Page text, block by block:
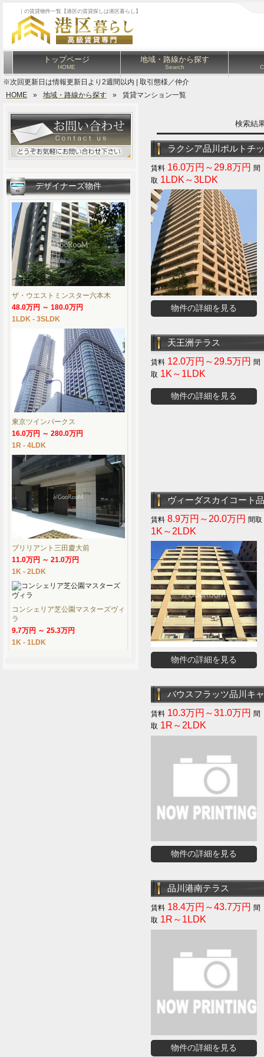
｜の賃貸物件一覧【港区の賃貸探しは港区暮らし】
トップページ
HOME
地域・路線から探す
Search
※次回更新日は情報更新日より2週間以内 | 取引態様／仲介
HOME
» 地域・路線から探す » 賃貸マンション一覧
検索
ラクシア品川ポルトチ
16.0万円～29.8万円
1LDK～3LDK
物件の詳細を見る
天王洲テラス
12.0万円～29.5万円
1K～1LDK
物件の詳細を見る
ヴィーダスカイコート
8.9万円～20.0万円
1K～2LDK
物件の詳細を見る
バウスフラッツ品川キ
10.3万円～31.0万円
1R～2LDK
物件の詳細を見る
品川港南テラス
18.4万円～43.7万円
1R～1LDK
物件の詳細を見る
デザイナーズ物件
ザ・ウエストミンスター六本木
48.0万円 ～ 180.0万円
1LDK - 3SLDK
東京ツインパークス
16.0万円 ～ 280.0万円
1R - 4LDK
ブリリアント三田慶大前
11.0万円 ～ 21.0万円
1K - 2LDK
コンシェリア芝公園マスターズヴィ
ラ
9.7万円 ～ 25.3万円
1K - 1LDK